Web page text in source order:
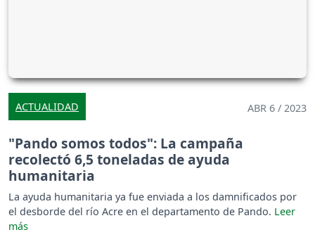
ACTUALIDAD ABR 6 / 2023
"Pando somos todos": La campaña
recolectó 6,5 toneladas de ayuda
humanitaria
La ayuda humanitaria ya fue enviada a los damnificados por
el desborde del río Acre en el departamento de Pando.